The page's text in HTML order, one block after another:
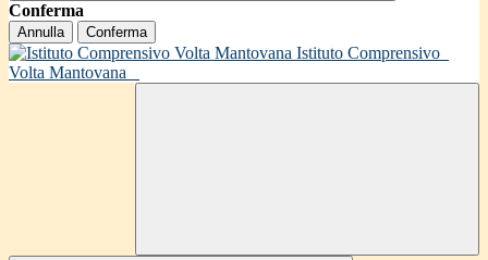
Conferma
Annulla Conferma
Istituto Comprensivo
Volta Mantovana